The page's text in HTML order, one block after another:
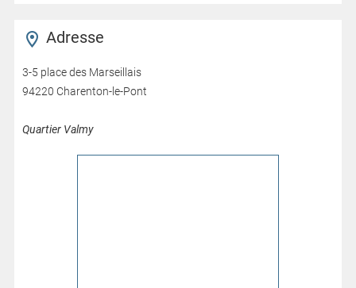
Adresse
3-5 place des Marseillais
94220 Charenton-le-Pont
Quartier Valmy